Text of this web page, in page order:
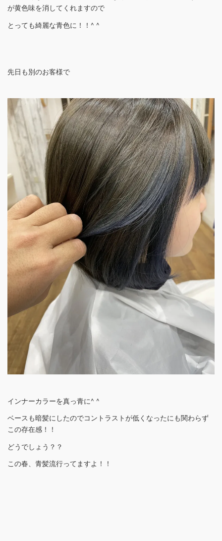
が黄色味を消してくれますので
とっても綺麗な青色に！！^ ^
先日も別のお客様で
インナーカラーを真っ青に^ ^
ベースも暗髪にしたのでコントラストが低くなったにも関わらず
この存在感！！
どうでしょう？？
この春、青髪流行ってますよ！！